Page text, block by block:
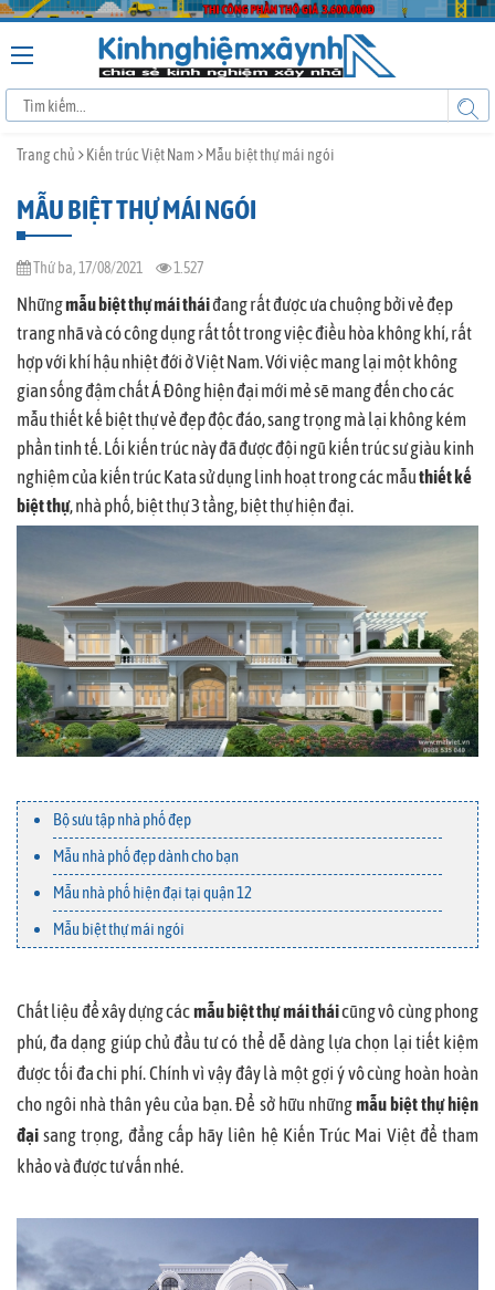
Trang chủ Kiến trúc Việt Nam Mẫu biệt thự mái ngói
MẪU BIỆT THỰ MÁI NGÓI
Thứ ba, 17/08/2021 1.527
Nhữngmẫu biệt thự mái tháiđang rất được ưa chuộng bởi vẻ đẹp
trang nhã và có công dụng rất tốt trong việc điều hòa không khí, rất
hợp với khí hậu nhiệt đới ở Việt Nam. Với việc mang lại một không
gian sống đậm chất Á Đông hiện đại mới mẻ sẽ mang đến cho các
mẫu thiết kế biệt thự vẻ đẹp độc đáo, sang trọng mà lại không kém
phần tinh tế. Lối kiến trúc này đã được đội ngũ kiến trúc sư giàu kinh
nghiệm của kiến trúc Kata sử dụng linh hoạt trong các mẫuthiết kế
biệt thự, nhà phố, biệt thự 3 tầng, biệt thự hiện đại.
Bộ sưu tập nhà phố đẹp
Mẫu nhà phố đẹp dành cho bạn
Mẫu nhà phố hiện đại tại quận 12
Mẫu biệt thự mái ngói
Chất liệu để xây dựng cácmẫu biệt thự mái tháicũng vô cùng phong
phú, đa dạng giúp chủ đầu tư có thể dễ dàng lựa chọn lại tiết kiệm
được tối đa chi phí. Chính vì vậy đây là một gợi ý vô cùng hoàn hoàn
cho ngôi nhà thân yêu của bạn. Để sở hữu nhữngmẫu biệt thự hiện
đại sang trọng, đẳng cấp hãy liên hệ Kiến Trúc Mai Việt để tham
khảo và được tư vấn nhé.